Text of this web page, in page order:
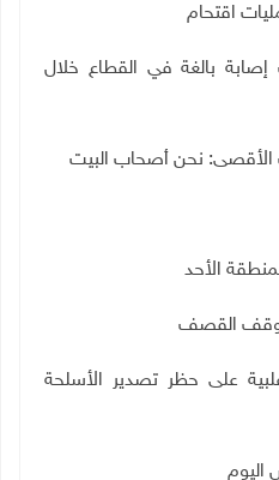
اقتحام
نحو 42 ألف إصابة بالغة في القطاع خلال
الأقصى: نحن أصحاب البيت
الأحد
القصف
على حظر تصدير الأسلحة
اليوم